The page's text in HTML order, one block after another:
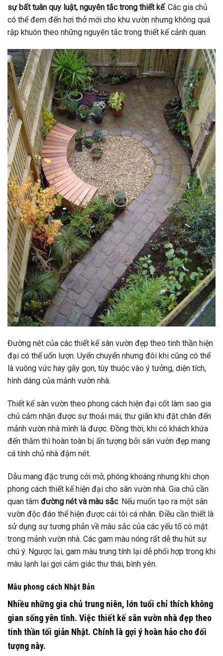
sự bất tuân quy luật, nguyên tắc trong thiết kế. Các gia chủ
có thể đem đến hơi thở mới cho khu vườn nhưng không quá
rập khuôn theo những nguyên tắc trong thiết kế cảnh quan.
Đường nét của các thiết kế sân vườn đẹp theo tinh thần hiện
đại có thể uốn lượn. Uyển chuyển nhưng đôi khi cũng có thể
là vuông vức hay gãy gọn, tùy thuộc vào ý tưởng, diện tích,
hình dáng của mảnh vườn nhà.
Thiết kế sân vườn theo phong cách hiện đại cốt làm sao gia
chủ cảm nhận được sự thoải mái; thư giãn khi đặt chân đến
mảnh vườn nhà mình là được. Đồng thời, khi có khách khứa
đến thăm thì hoàn toàn bị ấn tượng bởi sân vườn đẹp mang
cá tính chủ nhà đậm nét.
Dẫu mang đặc trưng cởi mở, phóng khoáng nhưng khi chọn
phong cách thiết kế hiện đại cho sân vườn nhà. Gia chủ cần
quan tâm đường nét và màu sắc. Nếu muốn tạo ra một sân
vườn độc đáo thể hiện được cái tôi cá nhân. Điều cần thiết là
sử dụng sự tương phản về màu sắc của các yếu tố có mặt
trong mảnh vườn nhà. Các gam màu nóng rất dễ thu hút sự
chú ý. Ngược lại, gam màu trung tính lại dễ phối hợp trong khi
màu lạnh lại gợi cảm giác thư thái, bình yên.
Mẫu phong cách Nhật Bản
Nhiều những gia chủ trung niên, lớn tuổi chỉ thích không
gian sống yên tĩnh. Việc thiết kế sân vườn nhà đẹp theo
tinh thần tối giản Nhật. Chính là gợi ý hoàn hảo cho đối
tượng này.